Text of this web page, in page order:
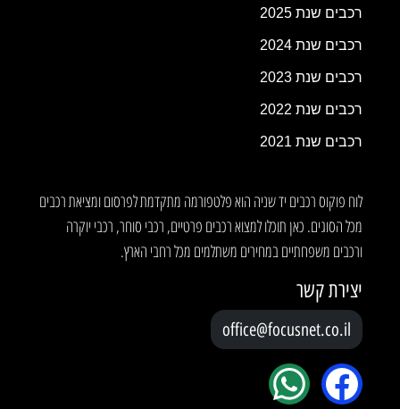
רכבים שנת 2025
רכבים שנת 2024
רכבים שנת 2023
רכבים שנת 2022
רכבים שנת 2021
לוח פוקוס רכבים יד שניה הוא פלטפורמה מתקדמת לפרסום ומציאת רכבים
מכל הסוגים. כאן תוכלו למצוא רכבים פרטיים, רכבי סוחר, רכבי יוקרה
ורכבים משפחתיים במחירים משתלמים מכל רחבי הארץ.
יצירת קשר
office@focusnet.co.il